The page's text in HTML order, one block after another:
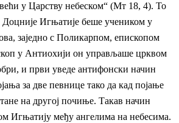
у Царству небеском“ (Мт 18, 4). То
Доцније Игњатије беше учеником у
заједно с Поликарпом, епископом
у Антиохији он управљаше црквом
и први уведе антифонски начин
за две певнице тако да кад појање
на другој почиње. Такав начин
Игњатију међу ангелима на небесима.